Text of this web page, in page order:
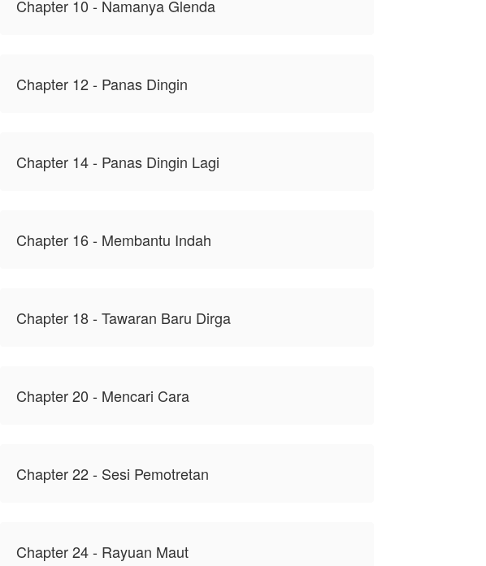
Chapter 10 - Namanya Glenda
Chapter 12 - Panas Dingin
Chapter 14 - Panas Dingin Lagi
Chapter 16 - Membantu Indah
Chapter 18 - Tawaran Baru Dirga
Chapter 20 - Mencari Cara
Chapter 22 - Sesi Pemotretan
Chapter 24 - Rayuan Maut